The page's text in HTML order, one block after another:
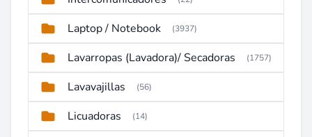
Laptop / Notebook (3937)
Lavarropas (Lavadora)/ Secadoras (1757)
Lavavajillas (56)
Licuadoras (14)